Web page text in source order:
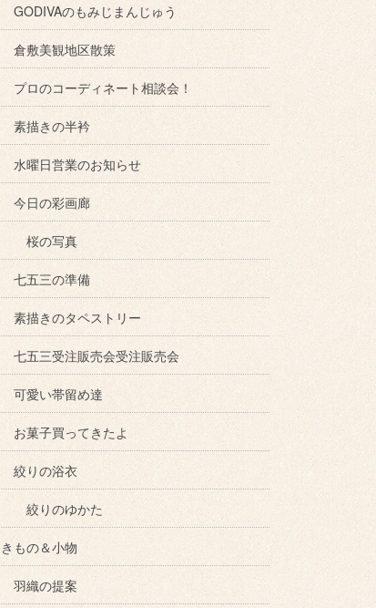
GODIVAのもみじまんじゅう
倉敷美観地区散策
プロのコーディネート相談会！
素描きの半衿
水曜日営業のお知らせ
今日の彩画廊
桜の写真
七五三の準備
素描きのタペストリー
七五三受注販売会受注販売会
可愛い帯留め達
お菓子買ってきたよ
絞りの浴衣
絞りのゆかた
きもの＆小物
羽織の提案